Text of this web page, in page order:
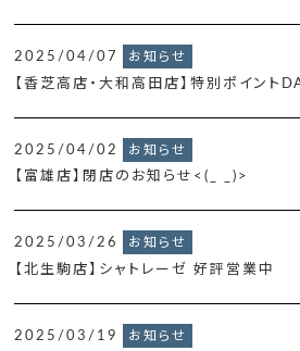
2025/04/07 お知らせ
【香芝高店・大和高田店】特別ポイント
2025/04/02 お知らせ
【富雄店】閉店のお知らせ<(_ _)>
2025/03/26 お知らせ
【北生駒店】シャトレーゼ 好評営業中
2025/03/19 お知らせ